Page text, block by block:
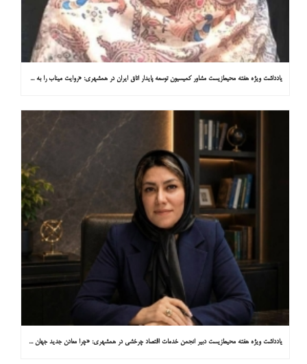
یادداشت ویژه هفته محیط‌زیست مشاور کمیسیون توسعه پایدار اتاق ایران در همشهری: «روایت میناب را به کاپ ۳۱ ببریم»
یادداشت ویژه هفته محیط‌زیست دبیر انجمن خدمات اقتصاد چرخشی در همشهری: «چرا معادن جدید جهان زیر زمین نیستند؟»